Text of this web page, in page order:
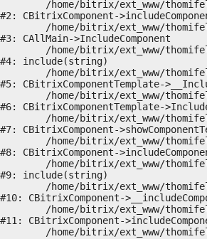
#2: CBitrixComponent-
#3: CAllMain->IncludeComponent
#4: include(string)
#5: CBitrixComponentTemplate-
#6: CBitrixComponentTemplate-
#7: CBitrixComponent-
#8: CBitrixComponent-
#9: include(string)
#10: CBitrixComponent-
#11: CBitrixComponent-